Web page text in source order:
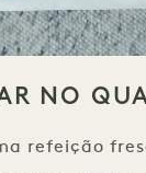
NO
refeição